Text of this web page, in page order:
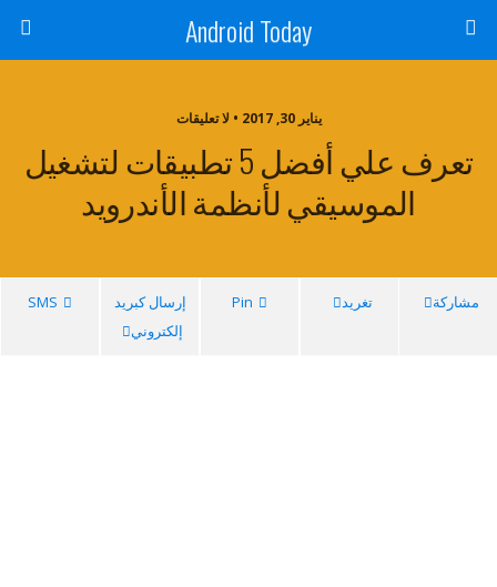
Android Today
يناير 30, 2017 • لا تعليقات
تعرف علي أفضل 5 تطبيقات لتشغيل
الموسيقي لأنظمة الأندرويد
مشاركة تغريد Pin
إرسال كبريد
إلكتروني
SMS